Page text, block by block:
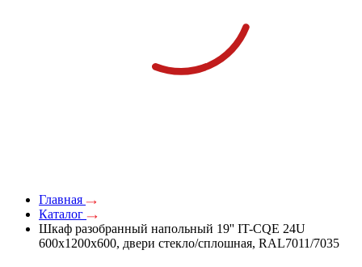
Главная
Каталог
Шкаф разобранный напольный 19'' IT-CQE 24U
600х1200х600, двери стекло/сплошная, RAL7011/7035